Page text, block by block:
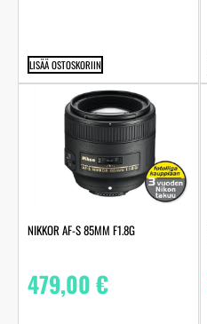
LISÄÄ OSTOSKORIIN
NIKKOR AF-S 85MM F1.8G
479,00€